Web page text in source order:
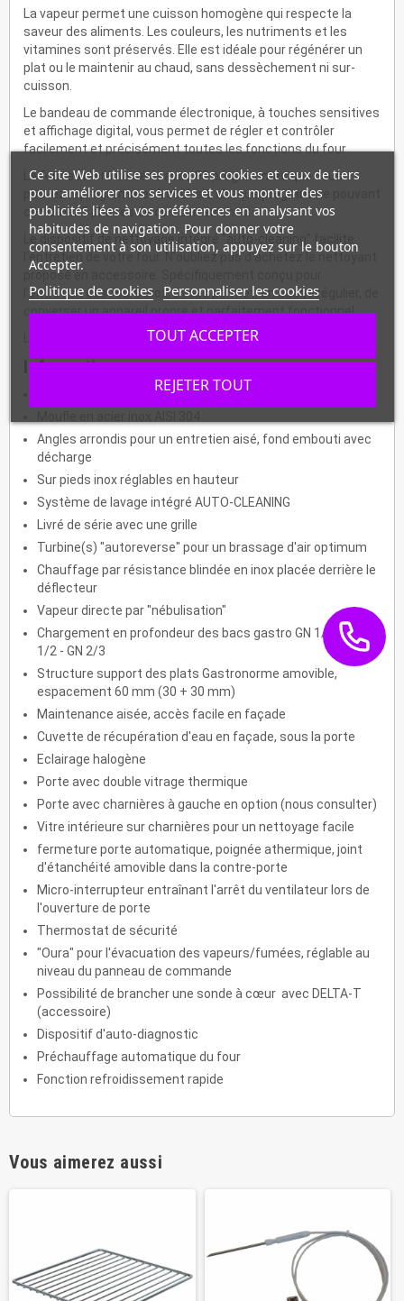
La vapeur permet une cuisson homogène qui respecte la
saveur des aliments. Les couleurs, les nutriments et les
vitamines sont préservés. Elle est idéale pour régénérer un
plat ou le maintenir au chaud, sans dessèchement ni sur-
cuisson.
Le bandeau de commande électronique, à touches sensitives
et affichage digital, vous permet de régler et contrôler
facilement et précisément toutes les fonctions du four.
Le four est livré de série avec 99 programmes que vous
pouvez reprogrammer à souhait, chaque programme pouvant
combiner 3 phases de cuisson au choix.
Le dispositif de nettoyage intégré "auto-cleaning" facilite
l'entretien de votre four. N'oubliez pas d'achetez le nettoyant
proposé en accessoire. Spécifiquement conçu pour
l'entretien des fours inox, il vous permet, en usage régulier, de
converser un appareil propre et parfaitement fonctionnel.
Les supports avec échelle sont livrées démontées.
Informations :
Construction extérieure en acier inox AISI 430
Angles arrondis pour un entretien aisé, fond embouti avec
décharge
Sur pieds inox réglables en hauteur
Système de lavage intégré AUTO-CLEANING
Livré de série avec une grille
Turbine(s) "autoreverse" pour un brassage d'air optimum
Chauffage par résistance blindée en inox placée derrière le
déflecteur
Vapeur directe par "nébulisation"
Chargement en profondeur des bacs gastro GN 1/3 - GN
1/2 - GN 2/3
Structure support des plats Gastronorme amovible,
espacement 60 mm (30 + 30 mm)
Maintenance aisée, accès facile en façade
Cuvette de récupération d'eau en façade, sous la porte
Eclairage halogène
Porte avec double vitrage thermique
Porte avec charnières à gauche en option (nous consulter)
Vitre intérieure sur charnières pour un nettoyage facile
fermeture porte automatique, poignée athermique, joint
d'étanchéité amovible dans la contre-porte
Micro-interrupteur entraînant l'arrêt du ventilateur lors de
l'ouverture de porte
Thermostat de sécurité
"Oura" pour l'évacuation des vapeurs/fumées, réglable au
niveau du panneau de commande
Possibilité de brancher une sonde à cœur avec DELTA-T
(accessoire)
Dispositif d'auto-diagnostic
Préchauffage automatique du four
Fonction refroidissement rapide
Vous aimerez aussi
Ce site Web utilise ses propres cookies et ceux de tiers
pour améliorer nos services et vous montrer des
publicités liées à vos préférences en analysant vos
habitudes de navigation. Pour donner votre
consentement à son utilisation, appuyez sur le bouton
Accepter.
Politique de cookies Personnaliser les cookies
REJETER TOUT
TOUT ACCEPTER